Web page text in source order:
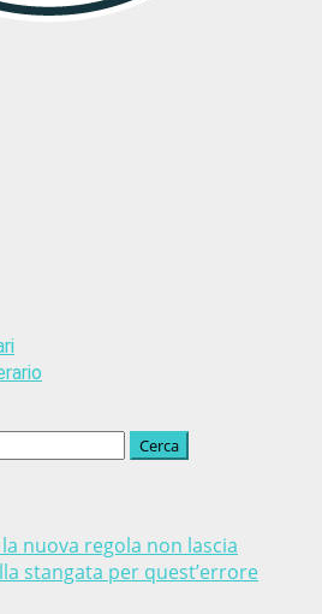
nuova regola non lascia
stangata per quest’errore